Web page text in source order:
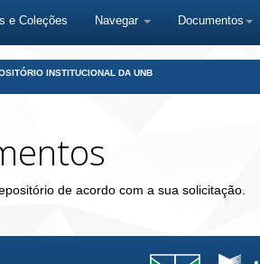
e Coleções Navegar Documentos
INSTITUCIONAL DA UNB
de acordo com a sua solicitação.